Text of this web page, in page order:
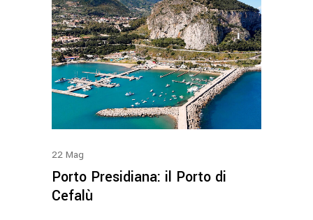
22 Mag
Porto Presidiana: il Porto di
Cefalù